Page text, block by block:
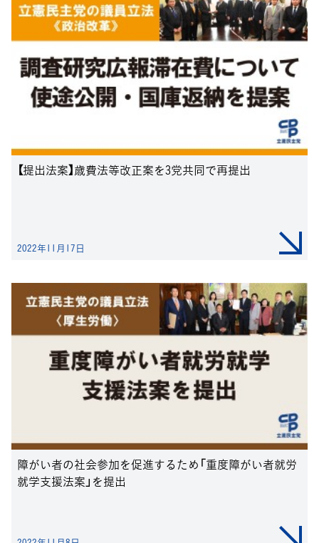
【提出法案】歳費法等改正案を3党共同で再提出
2022年11月17日
障がい者の社会参加を促進するため「重度障がい者就労
就学支援法案」を提出